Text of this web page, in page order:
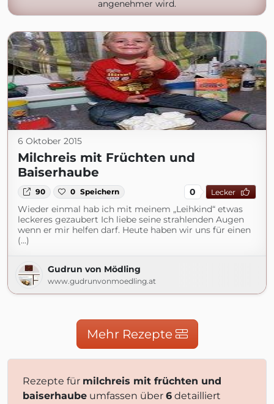
angenehmer wird.
6 Oktober 2015
Milchreis mit Früchten und
Baiserhaube
90 0 Speichern 0 Lecker
Wieder einmal hab ich mit meinem „Leihkind“ etwas
leckeres gezaubert Ich liebe seine strahlenden Augen
wenn er mir helfen darf. Heute haben wir uns für einen
(...)
Gudrun von Mödling
www.gudrunvonmoedling.at
Mehr Rezepte
Rezepte für milchreis mit früchten und
baiserhaube umfassen über 6 detailliert